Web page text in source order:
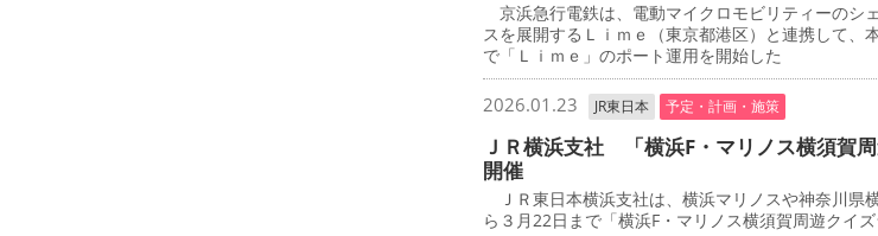
京浜急行電鉄は、電動マイクロモビリティーのシ
スを展開するＬｉｍｅ（東京都港区）と連携して、
で「Ｌｉｍｅ」のポート運用を開始した
2026.01.23 JR東日本 予定・計画・施策
ＪＲ横浜支社 「横浜F・マリノス横須賀
開催
ＪＲ東日本横浜支社は、横浜マリノスや神奈川県
ら３月22日まで「横浜F・マリノス横須賀周遊クイ